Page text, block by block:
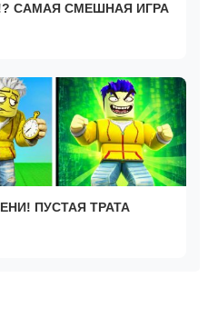
САМАЯ СМЕШНАЯ ИГРА
ПУСТАЯ ТРАТА